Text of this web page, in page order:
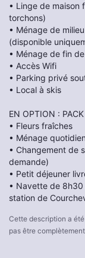
• Linge de maison
torchons)
• Ménage de
(disponible
• Ménage de fin
• Accès Wifi
• Parking privé
• Local à skis
EN OPTION :
• Fleurs fraîches
• Ménage quotidien
• Changement de
demande)
• Petit déjeuner
• Navette de
station de
Cette description a
pas être